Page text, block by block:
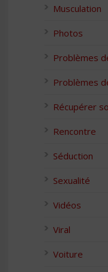
Musculation
Photos
Problèmes
Problèmes
Récupérer
Rencontre
Séduction
Sexualité
Vidéos
Viral
Voiture